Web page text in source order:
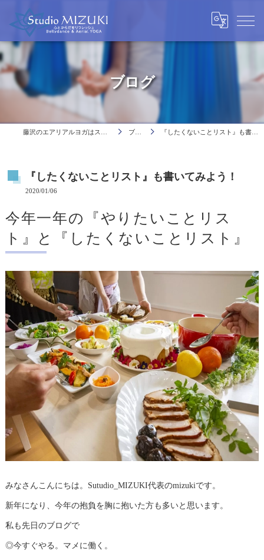
ブログ
ブログ 『したくないことリスト』も書いてみよう！
『したくないことリスト』も書いてみよう！
2020/01/06
今年一年の『やりたいことリス
ト』と『したくないことリスト』
みなさんこんにちは。Sutudio_MIZUKI代表のmizukiです。
新年になり、今年の抱負を胸に抱いた方も多いと思います。
私も先日のブログで
◎今すぐやる。マメに働く。